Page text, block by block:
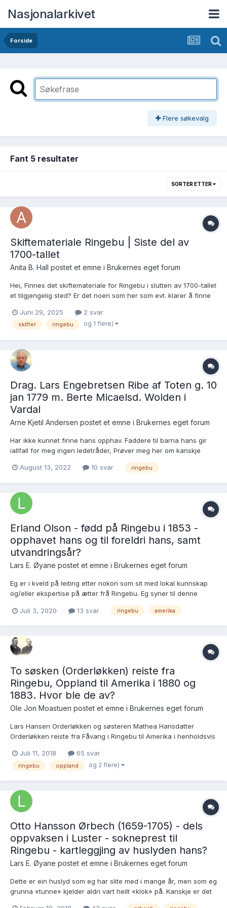
Nasjonalarkivet
Forside
Flere søkevalg
Fant 5 resultater
SORTER ETTER
Skiftemateriale Ringebu | Siste del av
1700-tallet
Anita B. Hall postet et emne i Brukernes eget forum
Hei, Finnes det skiftemateriale for Ringebu i slutten av 1700-tallet
et tilgjengelig sted? Er det noen som her som evt. klarer å finne
Anders Olsen Postløkken (andre skrivemåter: Postlykken /
Lychen) - f....
Juni 29, 2025 2 svar
skifter ringebu og 1 flere)
Drag. Lars Engebretsen Ribe af Toten g. 10
jan 1779 m. Berte Micaelsd. Wolden i
Vardal
Arne Kjetil Andersen postet et emne i Brukernes eget forum
Har ikke kunnet finne hans opphav. Faddere til barna hans gir
iallfall for meg ingen ledetråder, Prøver meg her om kanskje
noen opplysninger om Lars Engebretsen (the real one): Trolovet
August 13, 2022 10 svar ringebu
Erland Olson - fødd på Ringebu i 1853 -
opphavet hans og til foreldri hans, samt
utvandringsår?
Lars E. Øyane postet et emne i Brukernes eget forum
Eg er i kveld på leiting etter nokon som sit med lokal kunnskap
og/eller ekspertise på ætter frå Ringebu. Eg syner til denne
http://www.rhd.uit.no/folketellinger/ftliste.aspx?
Juli 3, 2020 13 svar ringebu amerika
To søsken (Orderløkken) reiste fra
Ringebu, Oppland til Amerika i 1880 og
1883. Hvor ble de av?
Ole Jon Moastuen postet et emne i Brukernes eget forum
Lars Hansen Orderløkken og søsteren Mathea Hansdatter
Orderløkken reiste fra Fåvang i Ringebu til Amerika i henholdsvis
i Amerika. Foreldrene er Hans Knutsen (Syltodden) Orderløkken
og Marit Johnsdatter Breivegen. Lars...
Juli 11, 2018 65 svar
ringebu oppland og 2 flere)
Otto Hansson Ørbech (1659-1705) - dels
oppvaksen i Luster - sokneprest til
Ringebu - kartleggjing av huslyden hans?
Lars E. Øyane postet et emne i Brukernes eget forum
Dette er ein huslyd som eg har slite med i mange år, men som eg
grunna «tunne» kjelder aldri vart heilt «klok» på. Kanskje er det